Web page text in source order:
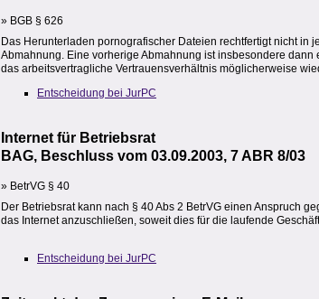
» BGB § 626
Das Herunterladen pornografischer Dateien rechtfertigt nicht
Abmahnung. Eine vorherige Abmahnung ist insbesondere
das arbeitsvertragliche Vertrauensverhältnis möglicherweise
Entscheidung bei JurPC
Internet für Betriebsrat
BAG, Beschluss vom 03.09.2003, 7 ABR 8/03
» BetrVG § 40
Der Betriebsrat kann nach § 40 Abs 2 BetrVG einen Anspruch
das Internet anzuschließen, soweit dies für die laufende
Entscheidung bei JurPC